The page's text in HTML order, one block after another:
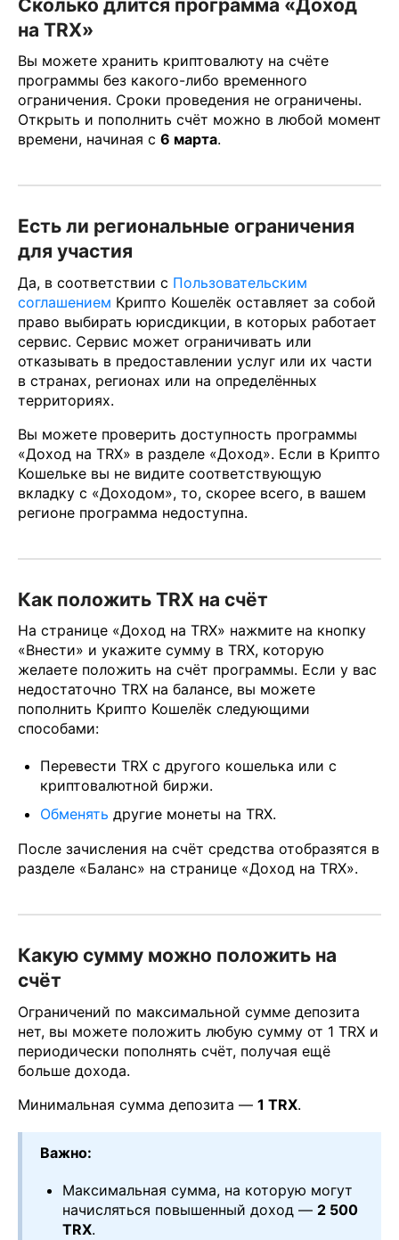
Сколько длится программа «Доход
на TRX»
Вы можете хранить криптовалюту на счёте
программы без какого-либо временного
ограничения. Сроки проведения не ограничены.
Открыть и пополнить счёт можно в любой момент
времени, начиная с 6 марта.
Есть ли региональные ограничения
для участия
Да, в соответствии с Пользовательским
соглашением Крипто Кошелёк оставляет за собой
право выбирать юрисдикции, в которых работает
сервис. Сервис может ограничивать или
отказывать в предоставлении услуг или их части
в странах, регионах или на определённых
территориях.
Вы можете проверить доступность программы
«Доход на TRX» в разделе «Доход». Если в Крипто
Кошельке вы не видите соответствующую
вкладку с «Доходом», то, скорее всего, в вашем
регионе программа недоступна.
Как положить TRX на счёт
На странице «Доход на TRX» нажмите на кнопку
«Внести» и укажите сумму в TRX, которую
желаете положить на счёт программы. Если у вас
недостаточно TRX на балансе, вы можете
пополнить Крипто Кошелёк следующими
способами:
Перевести TRX с другого кошелька или с
криптовалютной биржи.
Обменять другие монеты на TRX.
После зачисления на счёт средства отобразятся в
разделе «Баланс» на странице «Доход на TRX».
Какую сумму можно положить на
счёт
Ограничений по максимальной сумме депозита
нет, вы можете положить любую сумму от 1 TRX и
периодически пополнять счёт, получая ещё
больше дохода.
Минимальная сумма депозита — 1 TRX.
Важно:
Максимальная сумма, на которую могут
начисляться повышенный доход — 2 500
TRX.